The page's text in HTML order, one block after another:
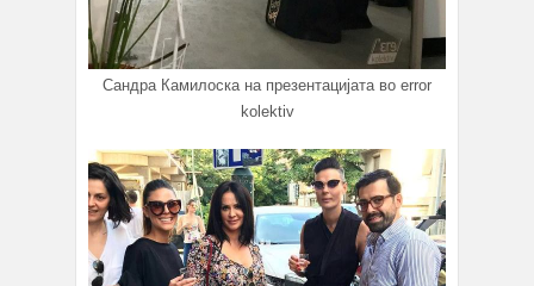
Сандра Камилоска на презентацијата во error
kolektiv